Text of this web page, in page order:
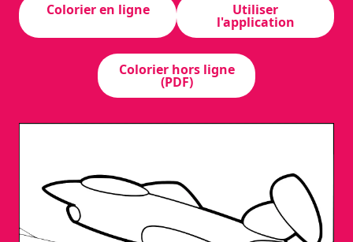
Colorier en ligne
Utiliser
l'application
Colorier hors ligne
(PDF)